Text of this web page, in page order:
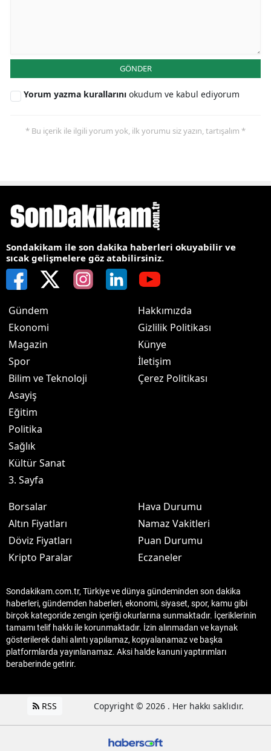
GÖNDER
Yorum yazma kurallarını okudum ve kabul ediyorum
* Bu içerik ile ilgili yorum yok, ilk yorumu siz yazın, tartışalım *
Sondakikam ile son dakika haberleri okuyabilir ve
sıcak gelişmelere göz atabilirsiniz.
Gündem
Ekonomi
Magazin
Spor
Bilim ve Teknoloji
Asayiş
Eğitim
Politika
Sağlık
Kültür Sanat
3. Sayfa
Hakkımızda
Gizlilik Politikası
Künye
İletişim
Çerez Politikası
Borsalar
Altın Fiyatları
Döviz Fiyatları
Kripto Paralar
Hava Durumu
Namaz Vakitleri
Puan Durumu
Eczaneler
Sondakikam.com.tr, Türkiye ve dünya gündeminden son dakika
haberleri, gündemden haberleri, ekonomi, siyaset, spor, kamu gibi
birçok kategoride zengin içeriği okurlarına sunmaktadır. İçeriklerinin
tamamı telif hakkı ile korunmaktadır. İzin alınmadan ve kaynak
gösterilerek dahi alıntı yapılamaz, kopyalanamaz ve başka
platformlarda yayınlanamaz. Aksi halde kanuni yaptırımları
beraberinde getirir.
RSS Copyright © 2026 . Her hakkı saklıdır.